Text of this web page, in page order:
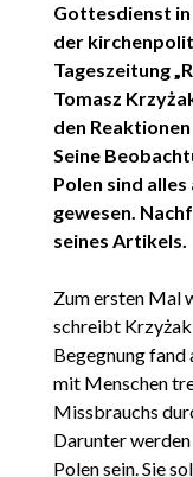
Gottesdienst in
der
Tageszeitung
Tomasz
den
Seine
Polen sind
gewesen.
seines Artikels.
Zum ersten Mal
schreibt
Begegnung fand
mit Menschen
Missbrauchs
Darunter
Polen sein. Sie